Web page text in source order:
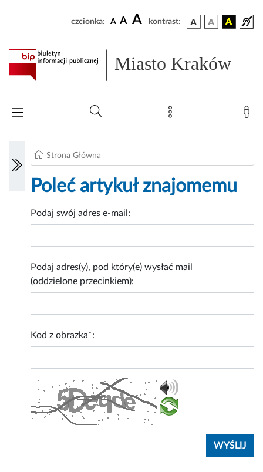
czcionka: A A A kontrast:
Miasto Kraków
Strona Główna
Poleć artykuł znajomemu
Podaj swój adres e-mail:
Podaj adres(y), pod który(e) wysłać mail
(oddzielone przecinkiem):
Kod z obrazka*: